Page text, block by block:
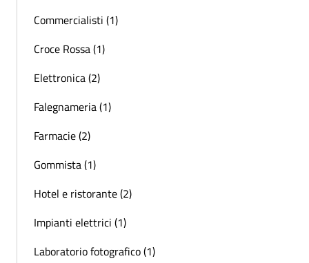
Commercialisti (1)
Croce Rossa (1)
Elettronica (2)
Falegnameria (1)
Farmacie (2)
Gommista (1)
Hotel e ristorante (2)
Impianti elettrici (1)
Laboratorio fotografico (1)